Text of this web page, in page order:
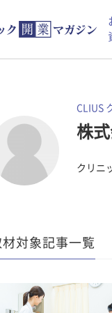
CLIUS
株
クリニ
材対象記事一覧